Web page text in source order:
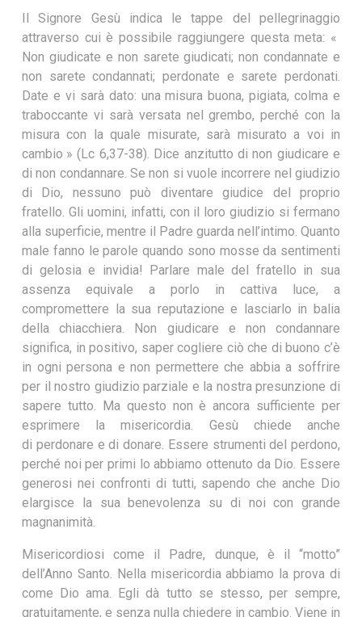
Il Signore Gesù indica le tappe del pellegrinaggio
attraverso cui è possibile raggiungere questa meta: «
Non giudicate e non sarete giudicati; non condannate e
non sarete condannati; perdonate e sarete perdonati.
Date e vi sarà dato: una misura buona, pigiata, colma e
traboccante vi sarà versata nel grembo, perché con la
misura con la quale misurate, sarà misurato a voi in
cambio » (Lc 6,37-38). Dice anzitutto di non giudicare e
di non condannare. Se non si vuole incorrere nel giudizio
di Dio, nessuno può diventare giudice del proprio
fratello. Gli uomini, infatti, con il loro giudizio si fermano
alla superficie, mentre il Padre guarda nell’intimo. Quanto
male fanno le parole quando sono mosse da sentimenti
di gelosia e invidia! Parlare male del fratello in sua
assenza equivale a porlo in cattiva luce, a
compromettere la sua reputazione e lasciarlo in balia
della chiacchiera. Non giudicare e non condannare
significa, in positivo, saper cogliere ciò che di buono c’è
in ogni persona e non permettere che abbia a soffrire
per il nostro giudizio parziale e la nostra presunzione di
sapere tutto. Ma questo non è ancora sufficiente per
esprimere la misericordia. Gesù chiede anche
di perdonare e di donare. Essere strumenti del perdono,
perché noi per primi lo abbiamo ottenuto da Dio. Essere
generosi nei confronti di tutti, sapendo che anche Dio
elargisce la sua benevolenza su di noi con grande
magnanimità.
Misericordiosi come il Padre, dunque, è il “motto”
dell’Anno Santo. Nella misericordia abbiamo la prova di
come Dio ama. Egli dà tutto se stesso, per sempre,
gratuitamente, e senza nulla chiedere in cambio. Viene in